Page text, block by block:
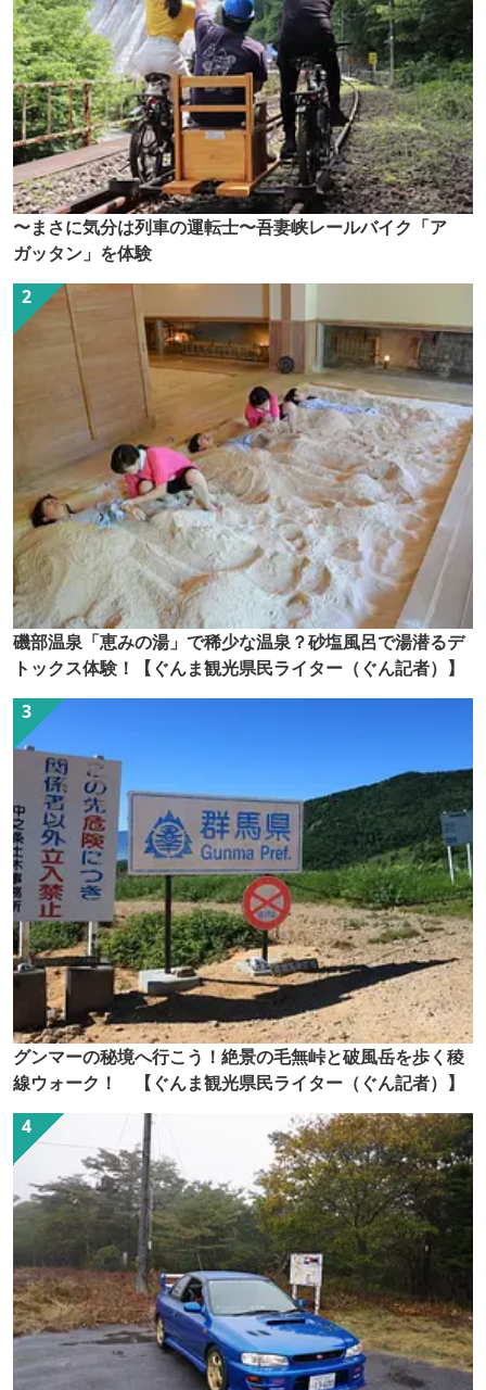
〜まさに気分は列車の運転士〜吾妻峡レールバイク「ア
ガッタン」を体験
磯部温泉「恵みの湯」で稀少な温泉？砂塩風呂で湯潜るデ
トックス体験！【ぐんま観光県民ライター（ぐん記者）】
グンマーの秘境へ行こう！絶景の毛無峠と破風岳を歩く稜
線ウォーク！ 【ぐんま観光県民ライター（ぐん記者）】